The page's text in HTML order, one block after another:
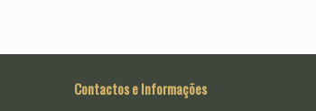
Contactos e Informações